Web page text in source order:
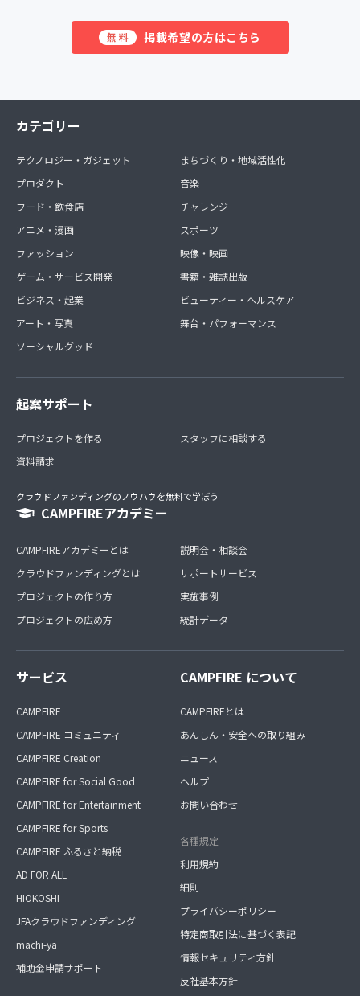
無料 掲載希望の方はこちら
カテゴリー
テクノロジー・ガジェット
プロダクト
フード・飲食店
アニメ・漫画
ファッション
ゲーム・サービス開発
ビジネス・起業
アート・写真
ソーシャルグッド
まちづくり・地域活性化
音楽
チャレンジ
スポーツ
映像・映画
書籍・雑誌出版
ビューティー・ヘルスケア
舞台・パフォーマンス
起案サポート
プロジェクトを作る
資料請求
スタッフに相談する
クラウドファンディングのノウハウを無料で学ぼう
CAMPFIREアカデミー
CAMPFIREアカデミーとは
クラウドファンディングとは
プロジェクトの作り方
プロジェクトの広め方
説明会・相談会
サポートサービス
実施事例
統計データ
サービス
CAMPFIRE
CAMPFIRE コミュニティ
CAMPFIRE Creation
CAMPFIRE for Social Good
CAMPFIRE for Entertainment
CAMPFIRE for Sports
CAMPFIRE ふるさと納税
AD FOR ALL
HIOKOSHI
JFAクラウドファンディング
machi-ya
補助金申請サポート
CAMPFIRE について
CAMPFIREとは
あんしん・安全への取り組み
ニュース
ヘルプ
お問い合わせ
各種規定
利用規約
細則
プライバシーポリシー
特定商取引法に基づく表記
情報セキュリティ方針
反社基本方針